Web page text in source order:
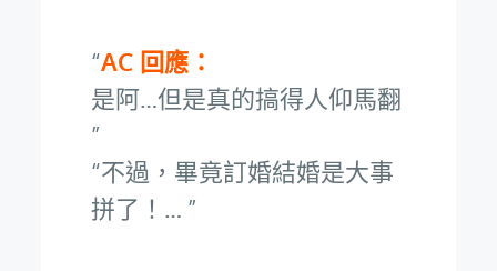
AC 回應：
是阿…但是真的搞得人仰馬翻
不過，畢竟訂婚結婚是大事
拼了！…